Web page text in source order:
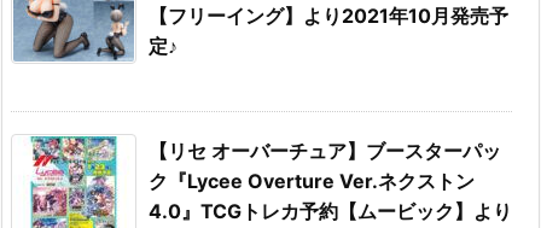
【フリーイング】より2021年10月発売予
定♪
【リセ オーバーチュア】ブースターパッ
ク『Lycee Overture Ver.ネクストン
4.0』TCGトレカ予約【ムービック】より